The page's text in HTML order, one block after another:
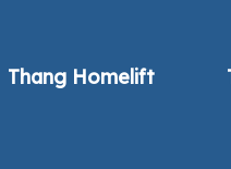
Thang Homelift